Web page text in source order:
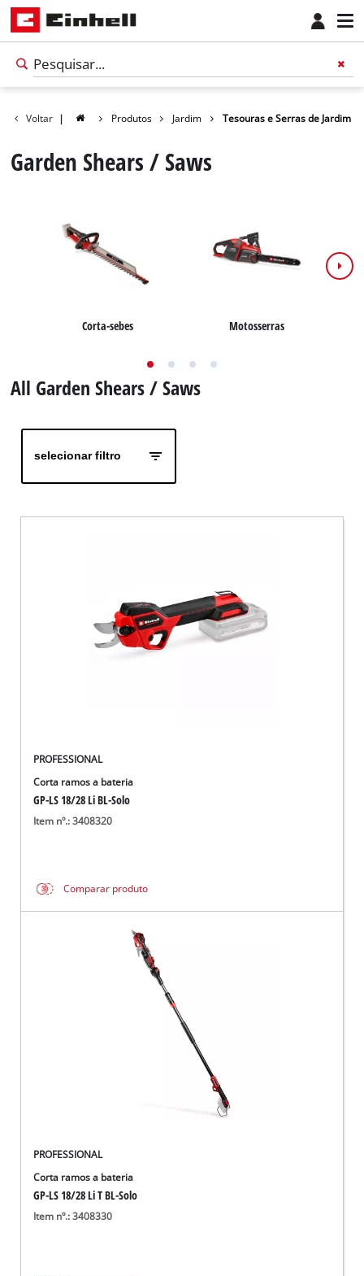
Voltar | Produtos Jardim Tesouras e Serras de Jardim
Garden Shears / Saws
Corta-sebes Motosserras
All Garden Shears / Saws
selecionar filtro
PROFESSIONAL
Corta ramos a bateria
GP-LS 18/28 Li BL-Solo
Item nº.: 3408320
Comparar produto
PROFESSIONAL
Corta ramos a bateria
GP-LS 18/28 Li T BL-Solo
Item nº.: 3408330